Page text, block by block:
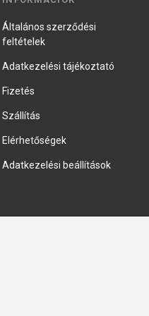
Általános szerződési
feltételek
Adatkezelési tájékoztató
Fizetés
Szállítás
Elérhetőségek
Adatkezelési beállítások